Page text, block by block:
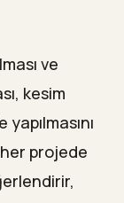
ve
kesim
projede